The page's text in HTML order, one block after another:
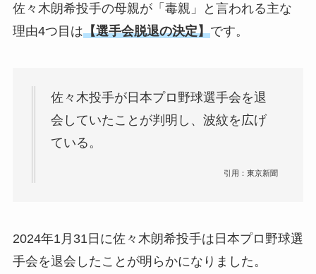
佐々木朗希投手の母親が「毒親」と言われる主な
理由4つ目は【選手会脱退の決定】です。
佐々木投手が日本プロ野球選手会を退
会していたことが判明し、波紋を広げ
ている。
引用：東京新聞
2024年1月31日に佐々木朗希投手は 日本プロ野球選
手会を退会したことが明らかになりました。